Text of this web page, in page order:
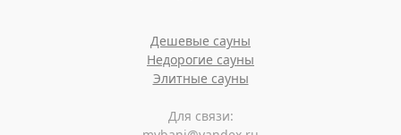
Дешевые сауны
Недорогие сауны
Элитные сауны
Для связи: